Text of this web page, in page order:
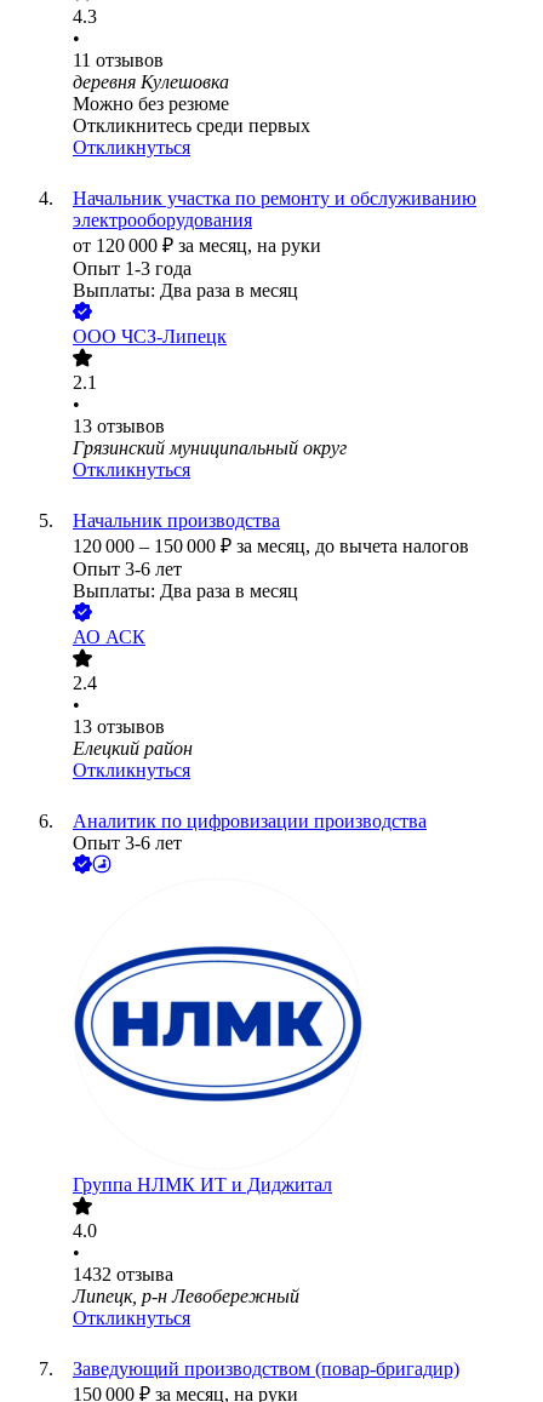
4.3
•
11 отзывов
деревня Кулешовка
Можно без резюме
Откликнитесь среди первых
Откликнуться
Начальник участка по ремонту и обслуживанию
электрооборудования
от 120 000 ₽ за месяц, на руки
Опыт 1-3 года
Выплаты: Два раза в месяц
ООО ЧСЗ-Липецк
2.1
•
13 отзывов
Грязинский муниципальный округ
Откликнуться
Начальник производства
120 000 – 150 000 ₽ за месяц, до вычета налогов
Опыт 3-6 лет
Выплаты: Два раза в месяц
АО АСК
2.4
•
13 отзывов
Елецкий район
Откликнуться
Аналитик по цифровизации производства
Опыт 3-6 лет
Группа НЛМК ИТ и Диджитал
4.0
•
1432 отзыва
Липецк, р-н Левобережный
Откликнуться
Заведующий производством (повар-бригадир)
150 000 ₽ за месяц, на руки